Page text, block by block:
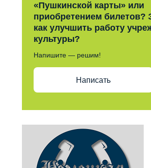
«Пушкинской карты» или
приобретением билетов?
как улучшить работу
культуры?
Напишите — решим!
Написать